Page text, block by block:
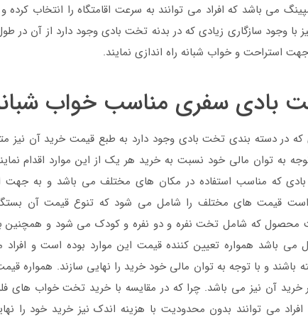
می باشد که افراد می توانند به سرعت اقامتگاه را انتخاب کرده
با وجود سازگاری زیادی که در بدنه تخت بادی وجود دارد از آن در طول
استراحت و خواب شبانه راه اندازی نمایند.
بادی سفری مناسب خواب
که در دسته بندی تخت بادی وجود دارد به طبع قیمت خرید آن نیز
توجه به توان مالی خود نسبت به خرید هر یک از این موارد اقدام
که مناسب استفاده در مکان های مختلف می باشد و به جهت
است قیمت های مختلف را شامل می شود که تنوع قیمت آن
محصول که شامل تخت نفره و دو نفره و کودک می شود و همچنین
می باشد همواره تعیین کننده قیمت این موارد بوده است و افراد
باشند و با توجه به توان مالی خود خرید را نهایی سازند.
خرید آن نیز می باشد. چرا که در مقایسه با خرید تخت خواب های
می توانند بدون محدودیت با هزینه اندک نیز خرید خود را